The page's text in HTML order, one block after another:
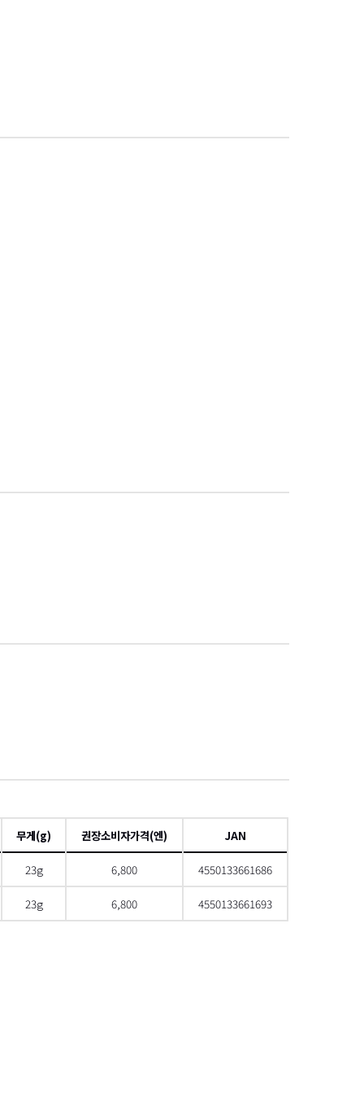
무게(g) 권장소비자가격(엔) JAN
23g 6,800 4550133661686
23g 6,800 4550133661693